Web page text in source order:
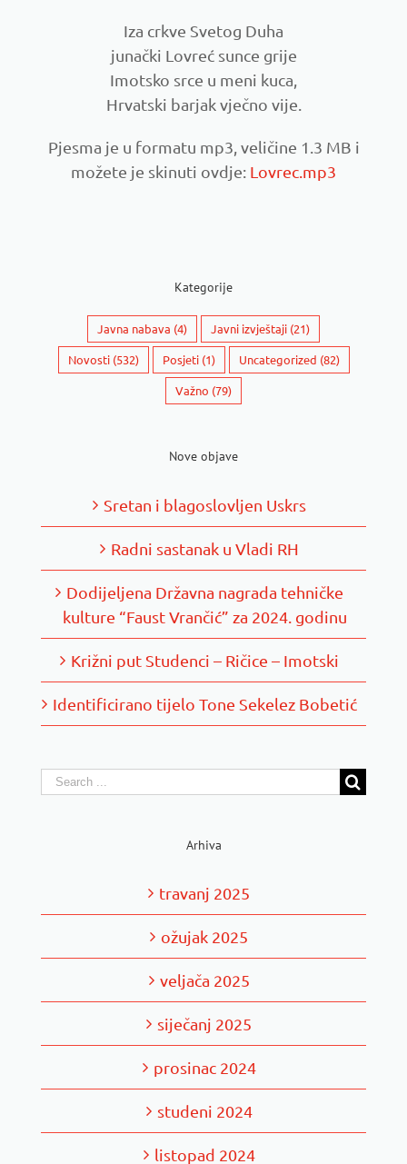
Iza crkve Svetog Duha
junački Lovreć sunce grije
Imotsko srce u meni kuca,
Hrvatski barjak vječno vije.
Pjesma je u formatu mp3, veličine 1.3 MB i
možete je skinuti ovdje: Lovrec.mp3
Kategorije
Javna nabava (4) Javni izvještaji (21)
Novosti(532) Posjeti(1) Uncategorized (82)
Važno (79)
Nove objave
Sretan i blagoslovljen Uskrs
Radni sastanak u Vladi RH
Dodijeljena Državna nagrada tehničke
kulture “Faust Vrančić” za 2024. godinu
Križni put Studenci – Ričice – Imotski
Identificirano tijelo Tone Sekelez Bobetić
Search
Arhiva
travanj 2025
ožujak 2025
veljača 2025
siječanj 2025
prosinac 2024
studeni 2024
listopad 2024